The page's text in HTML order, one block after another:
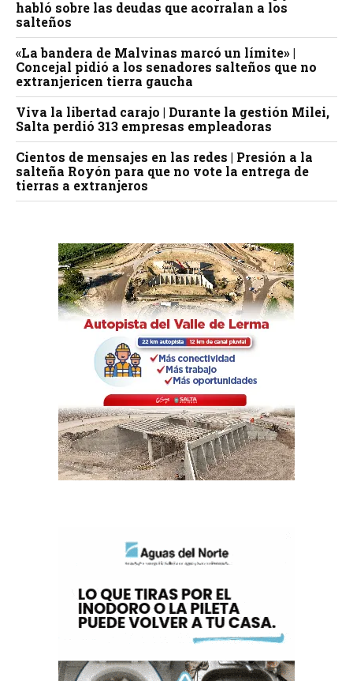
habló sobre las deudas que acorralan a los
salteños
«La bandera de Malvinas marcó un límite» |
Concejal pidió a los senadores salteños que no
extranjericen tierra gaucha
Viva la libertad carajo | Durante la gestión Milei,
Salta perdió 313 empresas empleadoras
Cientos de mensajes en las redes | Presión a la
salteña Royón para que no vote la entrega de
tierras a extranjeros